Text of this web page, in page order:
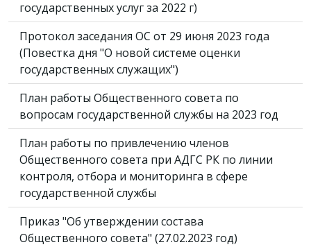
государственных услуг за 2022 г)
Протокол заседания ОС от 29 июня 2023 года
(Повестка дня "О новой системе оценки
государственных служащих")
План работы Общественного совета по
вопросам государственной службы на 2023 год
План работы по привлечению членов
Общественного совета при АДГС РК по линии
контроля, отбора и мониторинга в сфере
государственной службы
Приказ "Об утверждении состава
Общественного совета" (27.02.2023 год)